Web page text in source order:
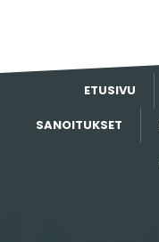
ETUSIVU
SANOITUKSET